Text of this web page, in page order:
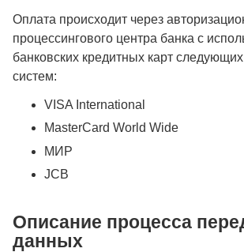
Оплата происходит через
процессингового центра банка с
банковских кредитных карт
систем:
VISA International
MasterCard World Wide
МИР
JCB
Описание процесса
данных